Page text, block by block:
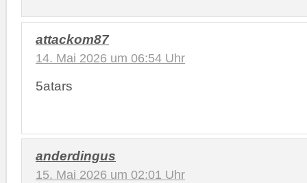
attackom87
14. Mai 2026 um 06:54 Uhr
5atars
anderdingus
15. Mai 2026 um 02:01 Uhr